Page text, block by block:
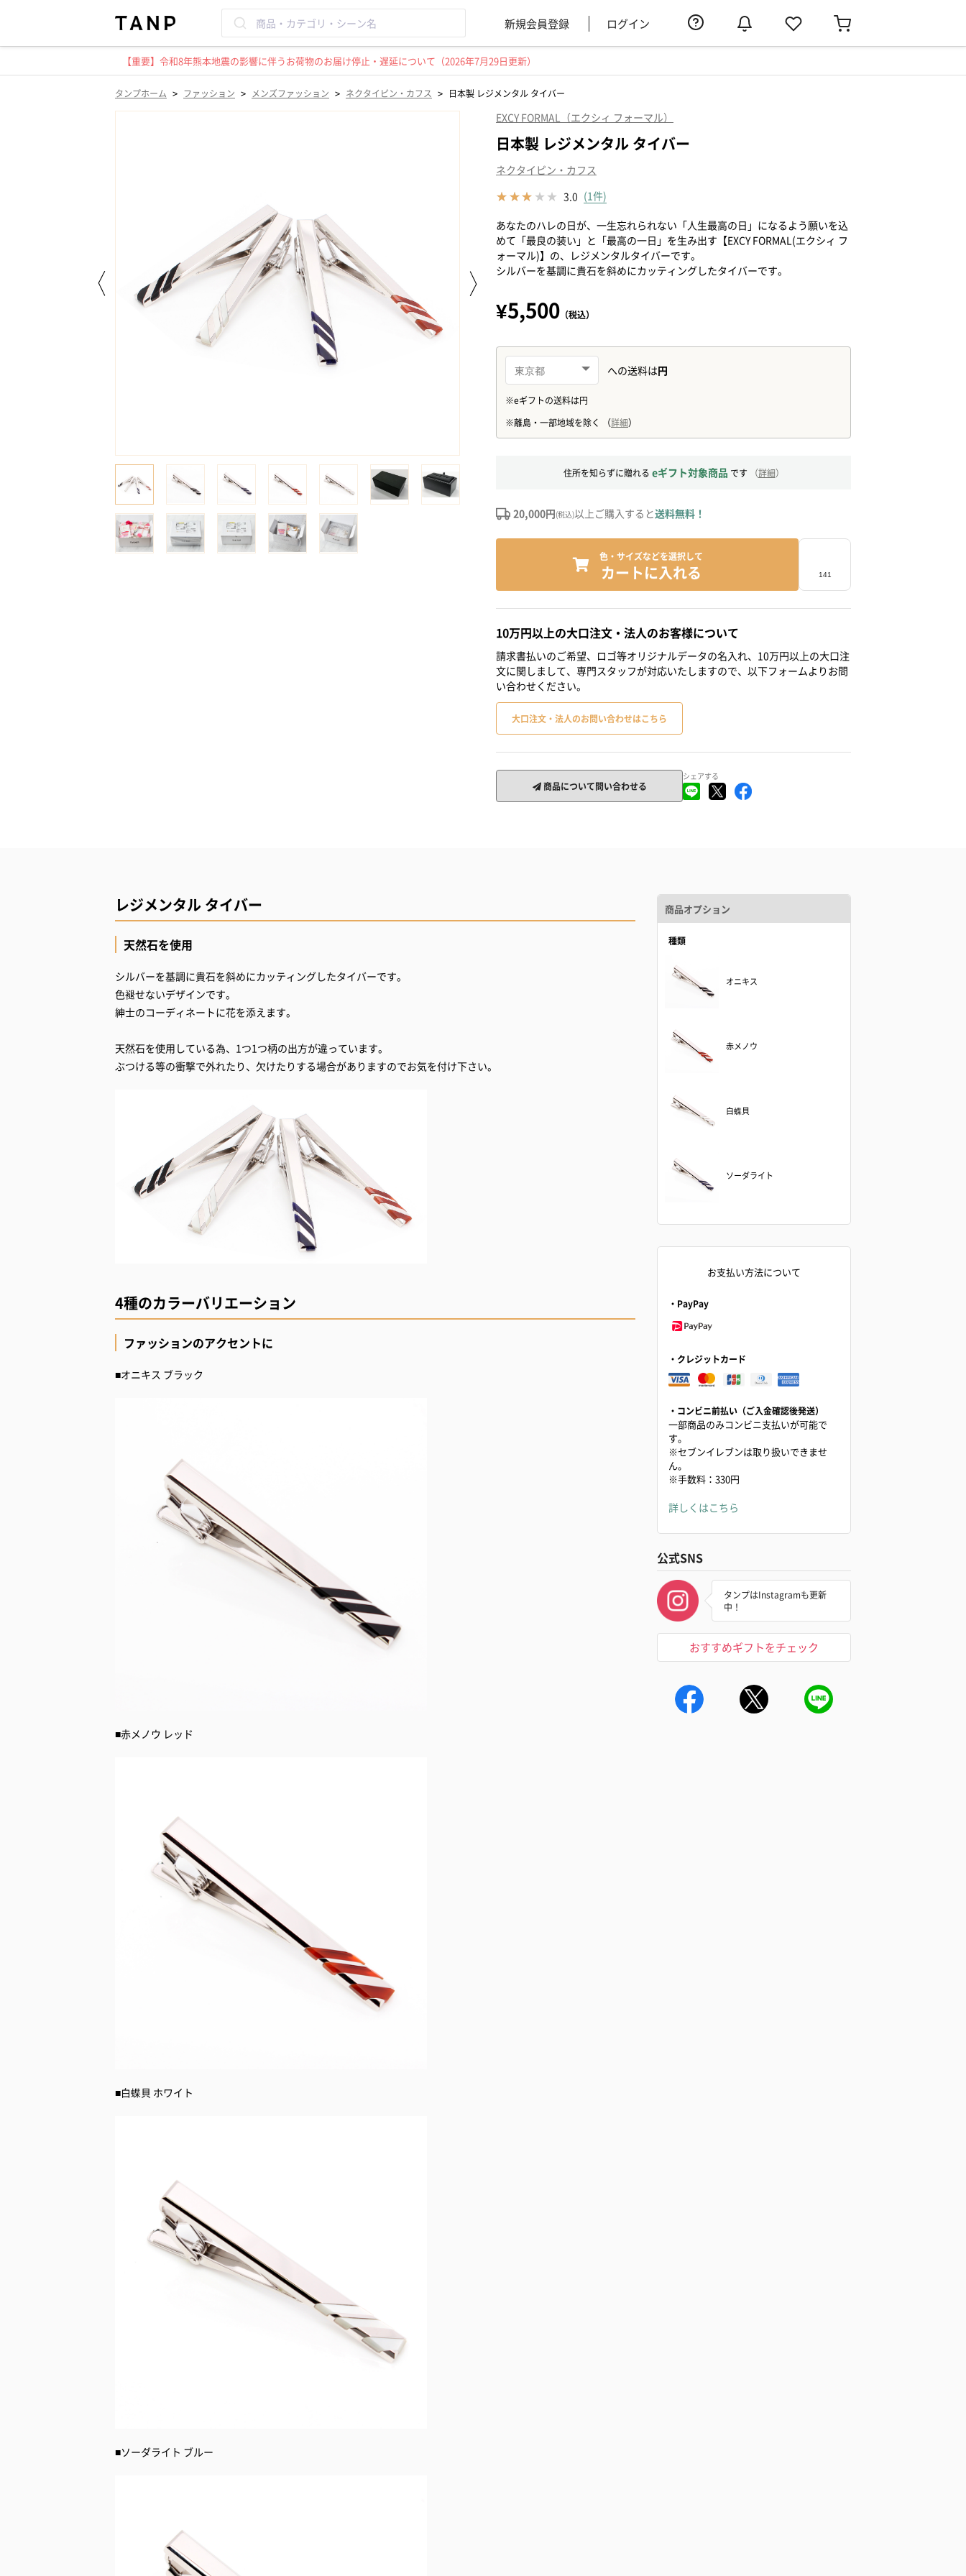
新規会員登録 ログイン
【重要】令和8年熊本地震の影響に伴うお荷物のお届け停止・遅延について（2026年7月29日更新）
タンプホーム > ファッション > メンズファッション > ネクタイピン・カフス > 日本製 レジメンタル タイバー
EXCY FORMAL（エクシィ フォーマル）
日本製 レジメンタル タイバー
ネクタイピン・カフス
3.0 (1件)
あなたのハレの日が、一生忘れられない「人生最高の日」になるよう願いを込
めて「最良の装い」と「最高の一日」を生み出す【EXCY FORMAL(エクシィ フ
ォーマル)】の、レジメンタルタイバーです。
シルバーを基調に貴石を斜めにカッティングしたタイバーです。
¥5,500 （税込）
住所を知らずに贈れる eギフト対象商品 です （詳細）
20,000円(税込)以上ご購入すると送料無料！
色・サイズなどを選択して
カートに入れる
10万円以上の大口注文・法人のお客様について
請求書払いのご希望、ロゴ等オリジナルデータの名入れ、10万円以上の大口注
文に関しまして、専門スタッフが対応いたしますので、以下フォームよりお問
い合わせください。
大口注文・法人のお問い合わせはこちら
商品について問い合わせる
シェアする
レジメンタル タイバー
天然石を使用
シルバーを基調に貴石を斜めにカッティングしたタイバーです。
色褪せないデザインです。
紳士のコーディネートに花を添えます。
天然石を使用している為、1つ1つ柄の出方が違っています。
ぶつける等の衝撃で外れたり、欠けたりする場合がありますのでお気を付け下さい。
4種のカラーバリエーション
ファッションのアクセントに
■白蝶貝 ホワイト
■ソーダライト ブルー
商品オプション
種類
オニキス
赤メノウ
白蝶貝
ソーダライト
お支払い方法について
・PayPay
・クレジットカード
・コンビニ前払い（ご入金確認後発送）
一部商品のみコンビニ支払いが可能で
す。
※セブンイレブンは取り扱いできませ
ん。
※手数料：330円
詳しくはこちら
公式SNS
タンプはInstagramも更新
中！
おすすめギフトをチェック